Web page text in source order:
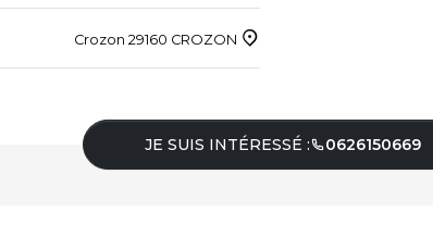
Crozon 29160 CROZON
JE SUIS INTÉRESSÉ : 0626150669